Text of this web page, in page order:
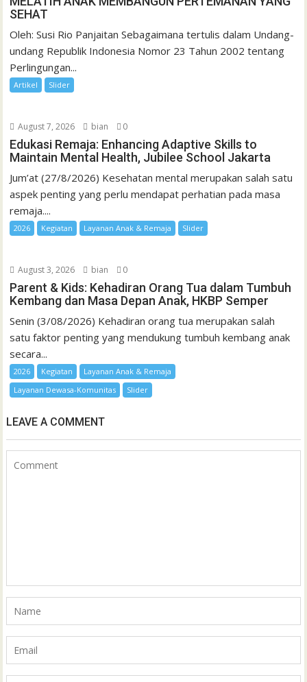
SEHAT
Oleh: Susi Rio Panjaitan Sebagaimana tertulis dalam Undang-
undang Republik Indonesia Nomor 23 Tahun 2002 tentang
Perlingungan...
Artikel Slider
August 7, 2026 bian 0
Edukasi Remaja: Enhancing Adaptive Skills to
Maintain Mental Health, Jubilee School Jakarta
Jum’at (27/8/2026) Kesehatan mental merupakan salah satu
aspek penting yang perlu mendapat perhatian pada masa
remaja....
2026 Kegiatan Layanan Anak & Remaja Slider
August 3, 2026 bian 0
Parent & Kids: Kehadiran Orang Tua dalam Tumbuh
Kembang dan Masa Depan Anak, HKBP Semper
Senin (3/08/2026) Kehadiran orang tua merupakan salah
satu faktor penting yang mendukung tumbuh kembang anak
secara...
2026 Kegiatan
Layanan Anak & Remaja
Layanan Dewasa-Komunitas
Slider
LEAVE A COMMENT